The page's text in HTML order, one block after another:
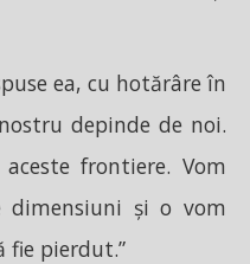
ea, cu hotărâre în
depinde de noi.
frontiere. Vom
dimensiuni și o vom
fie pierdut.”